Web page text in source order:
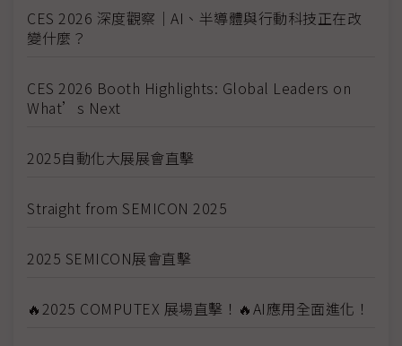
CES 2026 深度觀察｜AI、半導體與行動科技正在改
變什麼？
CES 2026 Booth Highlights: Global Leaders on
What’s Next
2025自動化大展展會直擊
Straight from SEMICON 2025
2025 SEMICON展會直擊
🔥2025 COMPUTEX 展場直擊！🔥AI應用全面進化！